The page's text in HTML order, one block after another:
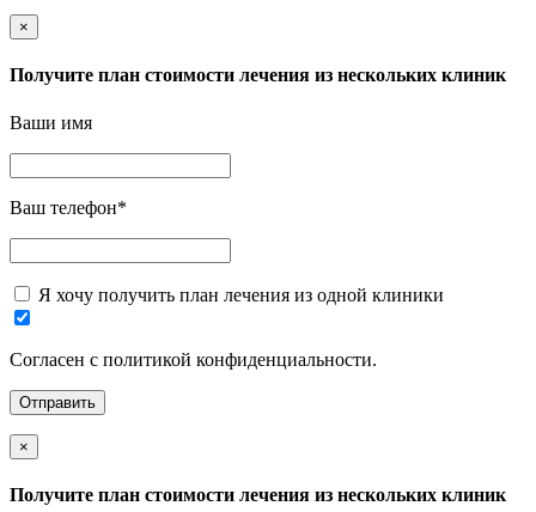
×
Получите план стоимости лечения из нескольких клиник
Ваши имя
Ваш телефон*
Я хочу получить план лечения из одной клиники
Согласен с политикой конфиденциальности.
×
Получите план стоимости лечения из нескольких клиник